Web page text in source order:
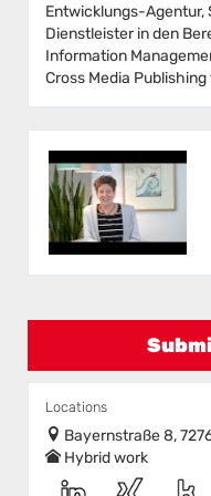
Entwicklungs-
Dienstleister in den
Information
Cross Media
Locations
Bayernstraße 8,
Hybrid work